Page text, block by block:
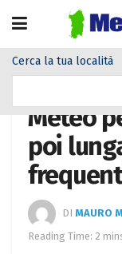
Cerca la tua località
Meteo
poi
DI MAURO
Reading Time: 2